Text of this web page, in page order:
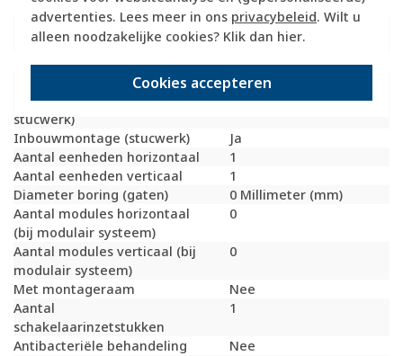
advertenties. Lees meer in ons privacybeleid. Wilt u
alleen noodzakelijke cookies? Klik dan hier.
Cookies accepteren
Geschikt voor wandgoot
Ja
Geschikt voor
inbouwinstallatie (stucwerk)
Ja
Bondige uitvoering
Nee
inbouwinstallatie (geen
stucwerk)
Ja
Inbouwmontage (stucwerk)
Ja
Aantal eenheden horizontaal
1
Aantal eenheden verticaal
1
Diameter boring (gaten)
0 Millimeter (mm)
Aantal modules horizontaal
(bij modulair systeem)
0
Aantal modules verticaal (bij
modulair systeem)
0
Met montageraam
Nee
Aantal
schakelaarinzetstukken
1
Antibacteriële behandeling Nee